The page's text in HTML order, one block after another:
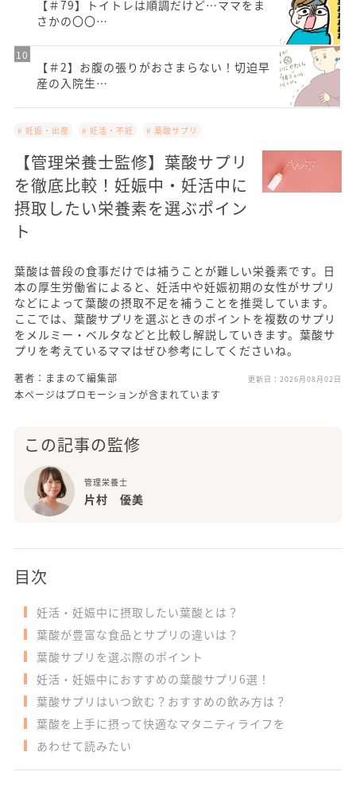
【＃79】トイトレは順調だけど…ママをま
さかの〇〇…
【＃2】お腹の張りがおさまらない！切迫早
産の入院生…
# 妊娠・出産 # 妊活・不妊 # 葉酸サプリ
【管理栄養士監修】葉酸サプリ
を徹底比較！妊娠中・妊活中に
摂取したい栄養素を選ぶポイン
ト
葉酸は普段の食事だけでは補うことが難しい栄養素です。日
本の厚生労働省によると、妊活中や妊娠初期の女性がサプリ
などによって葉酸の摂取不足を補うことを推奨しています。
ここでは、葉酸サプリを選ぶときのポイントを複数のサプリ
をメルミー・ベルタなどと比較し解説していきます。葉酸サ
プリを考えているママはぜひ参考にしてくださいね。
著者：ままのて編集部 更新日： 2026月08月02日
本ページはプロモーションが含まれています
この記事の監修
管理栄養士
片村 優美
目次
妊活・妊娠中に摂取したい葉酸とは？
葉酸が豊富な食品とサプリの違いは？
葉酸サプリを選ぶ際のポイント
妊活・妊娠中におすすめの葉酸サプリ6選！
葉酸サプリはいつ飲む？おすすめの飲み方は？
葉酸を上手に摂って快適なマタニティライフを
あわせて読みたい